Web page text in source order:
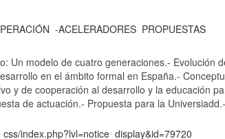
-ACELERADORES PROPUESTAS
Un modelo de cuatro generaciones.- Evolución
en el ámbito formal en España.-
y de cooperación al desarrollo y la educación
de actuación.- Propuesta para la
index.php?lvl=notice_display&id=79720